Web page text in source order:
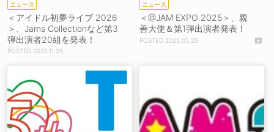
ニュース
＜アイドル初夢ライブ 2026
＞、Jams Collectionなど第3
弾出演者20組を発表！
2025.11.25
ニュース
＜@JAM EXPO 2025＞、親
善大使＆第1弾出演者発表！
2025.05.25